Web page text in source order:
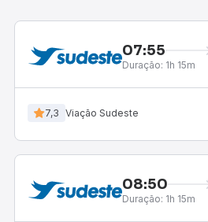
07:55
Duração: 1h 15m
7,3 Viação Sudeste
08:50
Duração: 1h 15m